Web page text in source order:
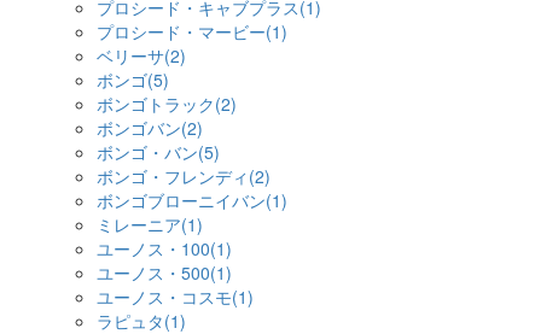
プロシード・キャブプラス(1)
プロシード・マービー(1)
ベリーサ(2)
ボンゴ(5)
ボンゴトラック(2)
ボンゴバン(2)
ボンゴ・バン(5)
ボンゴ・フレンディ(2)
ボンゴブローニイバン(1)
ミレーニア(1)
ユーノス・100(1)
ユーノス・500(1)
ユーノス・コスモ(1)
ラピュタ(1)